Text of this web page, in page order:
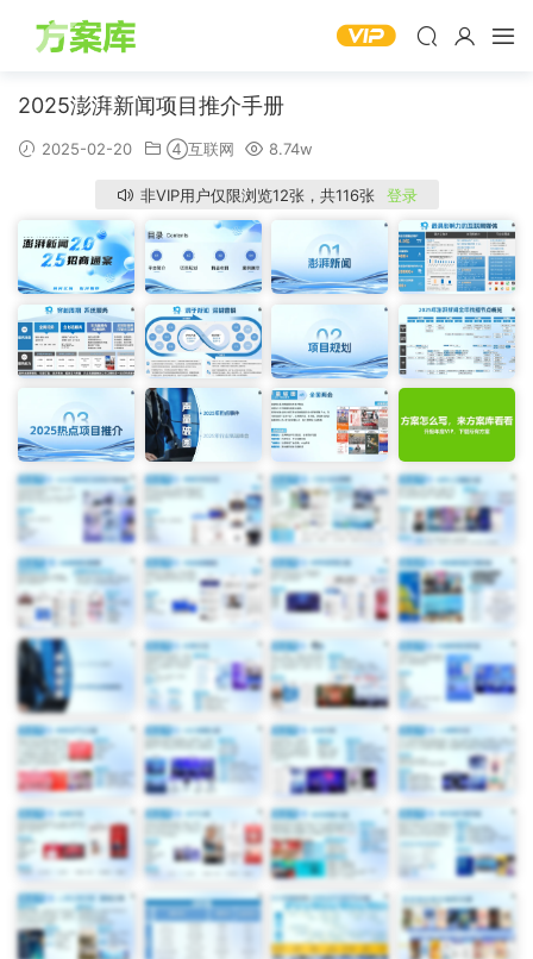
2025澎湃新闻项目推介手册
2025-02-20 ④互联网 8.74w
非VIP用户仅限浏览12张，共116张 登录